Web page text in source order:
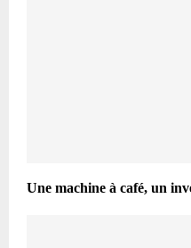
Une machine à café, un